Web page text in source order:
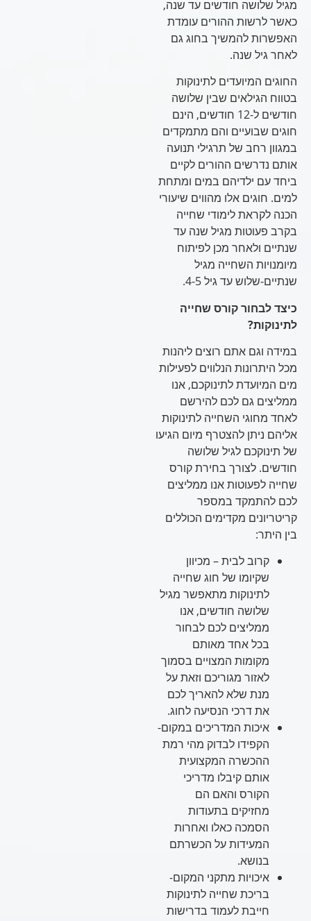
מגיל שלושה חודשים עד שנה,
כאשר לרשות ההורים עומדת
האפשרות להמשיך בחוג גם
לאחר גיל שנה.
החוגים המיועדים לתינוקות
בטווח הגילאים שבין שלושה
חודשים ל-12 חודשים, הינם
חוגים שבועיים והם מתמקדים
במגוון רחב של תרגילי תנועה
אותם נדרשים ההורים לקיים
ביחד עם ילדיהם במים ומתחת
למים. חוגים אלו מהווים שיעורי
הכנה לקראת לימודי שחייה
בקרב פעוטות מגיל שנה עד
שנתיים ולאחר מכן לפיתוח
מיומנויות השחייה מגיל
שנתיים-שלוש עד גיל 4-5.
כיצד לבחור קורס שחייה
לתינוקות?
במידה וגם אתם רוצים ליהנות
מכל היתרונות הנלווים לפעילות
מים המיועדת לתינוקכם, אנו
ממליצים גם לכם להירשם
לאחד מחוגי השחייה לתינוקות
אליהם ניתן להצטרף מיום הגיעו
של תינוקכם לגיל שלושה
חודשים. לצורך בחירת קורס
שחייה לפעוטות אנו ממליצים
לכם להתמקד במספר
קריטריונים מקדימים הכוללים
בין היתר:
קרוב לבית – מכיוון
שקיומו של חוג שחייה
לתינוקות מתאפשר מגיל
שלושה חודשים, אנו
ממליצים לכם לבחור
בכל אחד מאותם
מקומות המצויים בסמוך
לאזור מגוריכם וזאת על
מנת שלא להאריך לכם
את דרכי הנסיעה לחוג.
איכות המדריכים במקום-
הקפידו לבדוק מהי רמת
ההכשרה המקצועית
אותם קיבלו מדריכי
הקורס והאם הם
מחזיקים בתעודות
הסמכה כאלו ואחרות
המעידות על הכשרתם
בנושא.
איכויות מתקני המקום-
בריכת שחייה לתינוקות
חייבת לעמוד בדרישות